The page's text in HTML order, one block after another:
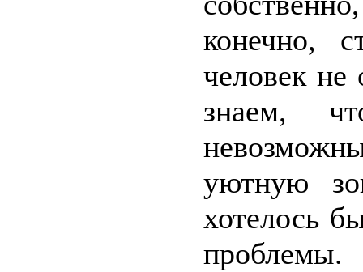
конечно,
человек
знаем,
уютную
хотелось
проблемы.